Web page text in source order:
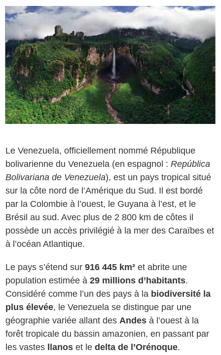
Le Venezuela, officiellement nommé République
bolivarienne du Venezuela (en espagnol :República
Bolivariana de Venezuela), est un pays tropical situé
sur la côte nord de l’Amérique du Sud. Il est bordé
par la Colombie à l’ouest, le Guyana à l’est, et le
Brésil au sud. Avec plus de 2 800 km de côtes il
possède un accès privilégié à la mer des Caraïbes et
à l’océan Atlantique.
Le pays s’étend sur916 445 km² et abrite une
population estimée à29 millions d’habitants.
Considéré comme l’un des pays à la biodiversité la
plus élevée, le Venezuela se distingue par une
géographie variée allant desAndes à l’ouest à la
forêt tropicale du bassin amazonien, en passant par
les vastes llanos et ledelta de l’Orénoque.